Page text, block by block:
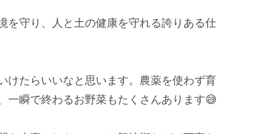
を守り、人と土の健康を守れる誇りある仕
けたらいいなと思います。農薬を使わず育
一瞬で終わるお野菜もたくさんあります😅